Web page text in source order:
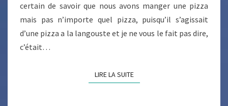
certain de savoir que nous avons manger une pizza
mais pas n’importe quel pizza, puisqu’il s’agissait
d’une pizza a la langouste et je ne vous le fait pas dire,
c’était…
LIRE LA SUITELIRE LA SUITE